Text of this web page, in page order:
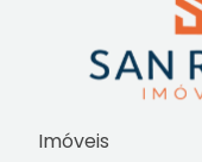
Imóveis